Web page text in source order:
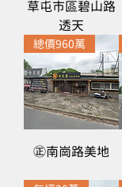
草屯市區碧山路
透天
總價960萬
㊣南崗路美地